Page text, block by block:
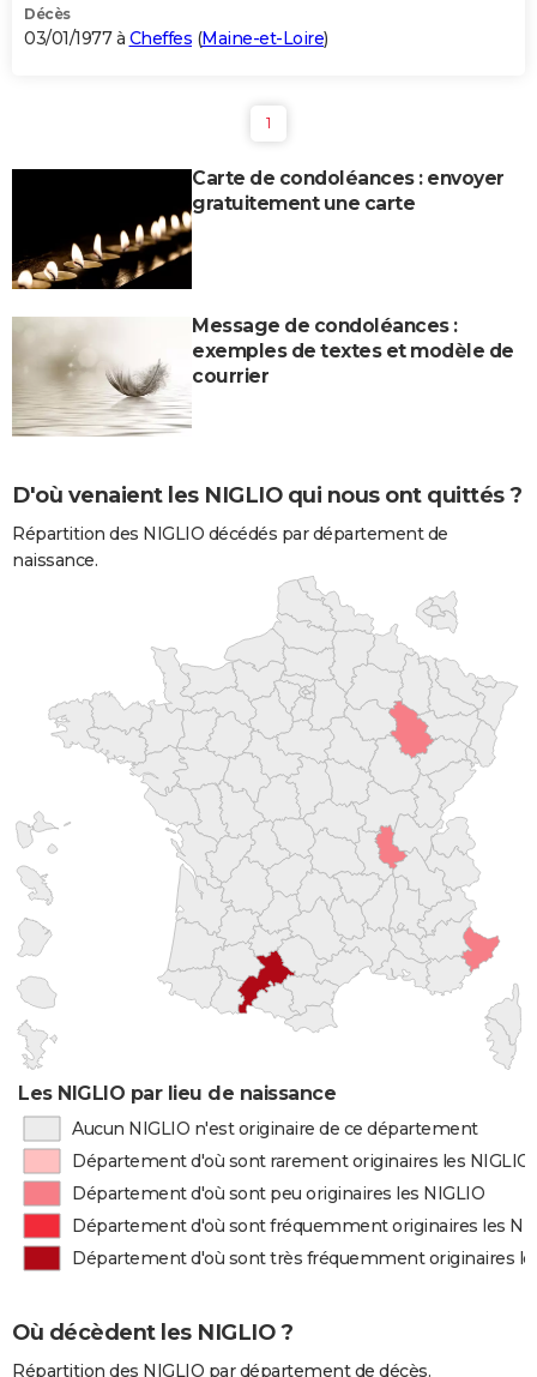
Décès
03/01/1977 à Cheffes (Maine-et-Loire)
1
Carte de condoléances : envoyer
gratuitement une carte
Message de condoléances :
exemples de textes et modèle de
courrier
D'où venaient les NIGLIO qui nous ont quittés ?
Répartition des NIGLIO décédés par département de
naissance.
Les NIGLIO par lieu de naissance
Aucun NIGLIO n'est originaire de ce département
Département d'où sont rarement originaires les NIGLIO
Département d'où sont peu originaires les NIGLIO
Département d'où sont fréquemment originaires les
Département d'où sont très fréquemment originaires
Où décèdent les NIGLIO ?
Répartition des NIGLIO par département de décès.